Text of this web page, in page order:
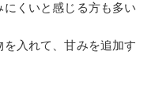
くいと感じる方も多い
入れて、甘みを追加す